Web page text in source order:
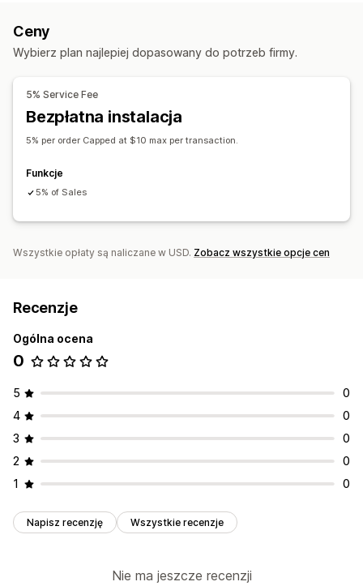
Zarządzanie plikami
Import i eksport
Pobieranie plików
Ceny
Wybierz plan najlepiej dopasowany do potrzeb firmy.
5% Service Fee
Bezpłatna instalacja
5% per order Capped at $10 max per transaction.
Funkcje
5% of Sales
Wszystkie opłaty są naliczane w USD. Zobacz wszystkie opcje cen
Recenzje
Ogólna ocena
0
5
0
4
0
3
0
2
0
1
0
Napisz recenzję Wszystkie recenzje
Nie ma jeszcze recenzji